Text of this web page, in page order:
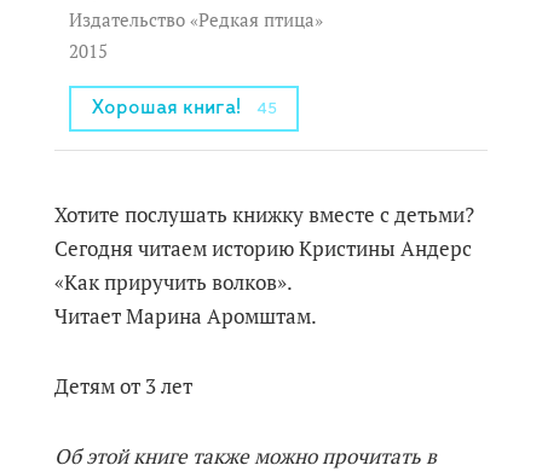
Издательство «Редкая птица»
2015
Хорошая книга! 45
Хотите послушать книжку вместе с детьми?
Сегодня читаем историю Кристины Андерс
«Как приручить волков».
Читает Марина Аромштам.
Детям от 3 лет
Об этой книге также можно прочитать в